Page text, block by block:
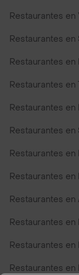
Restaurantes en
Restaurantes en
Restaurantes en
Restaurantes en
Restaurantes en
Restaurantes en
Restaurantes en
Restaurantes en
Restaurantes en
Restaurantes en
Restaurantes en
Restaurantes en